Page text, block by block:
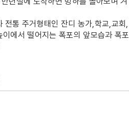
통 주거형태인 잔디 농가,학교,교회,
에서 떨어지는 폭포의 앞모습과 폭포